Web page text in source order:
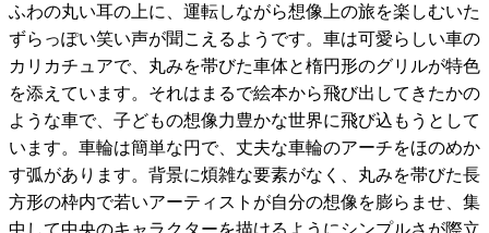
ふわの丸い耳の上に、運転しながら想像上の旅を楽しむいた
ずらっぽい笑い声が聞こえるようです。車は可愛らしい車の
カリカチュアで、丸みを帯びた車体と楕円形のグリルが特色
を添えています。それはまるで絵本から飛び出してきたかの
ような車で、子どもの想像力豊かな世界に飛び込もうとして
います。車輪は簡単な円で、丈夫な車輪のアーチをほのめか
す弧があります。背景に煩雑な要素がなく、丸みを帯びた長
方形の枠内で若いアーティストが自分の想像を膨らませ、集
中して中央のキャラクターを描けるようにシンプルさが際立